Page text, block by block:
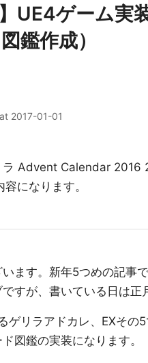
】UE4ゲーム
鑑作成）
2017-01-01
ラ Advent Calendar 2016
になります。
ます。新年5つめの記事で
すが、書いている日は正
リラアドカレ、EXその5
ド図鑑の実装になります。